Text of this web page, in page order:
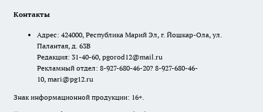
Контакты
Адрес: 424000, Республика Марий Эл, г. Йошкар-Ола, ул.
Палантая, д. 63В
Редакция: 31-40-60, pgorod12@mail.ru
Рекламный отдел: 8-927-680-46-20? 8-927-680-46-
10, mari@pg12.ru
Знак информационной продукции: 16+.